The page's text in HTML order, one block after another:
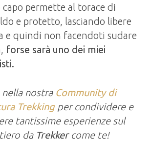
permette al torace di
e protetto, lasciando libere
e quindi non facendoti sudare
forse sarà uno dei miei
nella nostra Community di
Trekkingper condividere e
tantissime esperienze sul
da Trekker come te!